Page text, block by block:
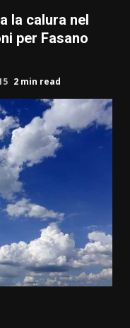
la calura nel
per Fasano
2 min read